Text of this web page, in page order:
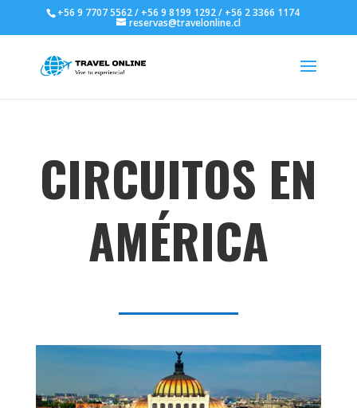
+56 9 7707 5562 / +56 9 8199 1292 / +56 2 3366 1174
reservas@travelonline.cl
CIRCUITOS EN
AMÉRICA